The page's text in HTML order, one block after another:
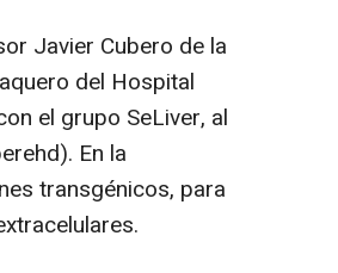
Javier Cubero de la
del Hospital
el grupo SeLiver, al
En la
transgénicos, para